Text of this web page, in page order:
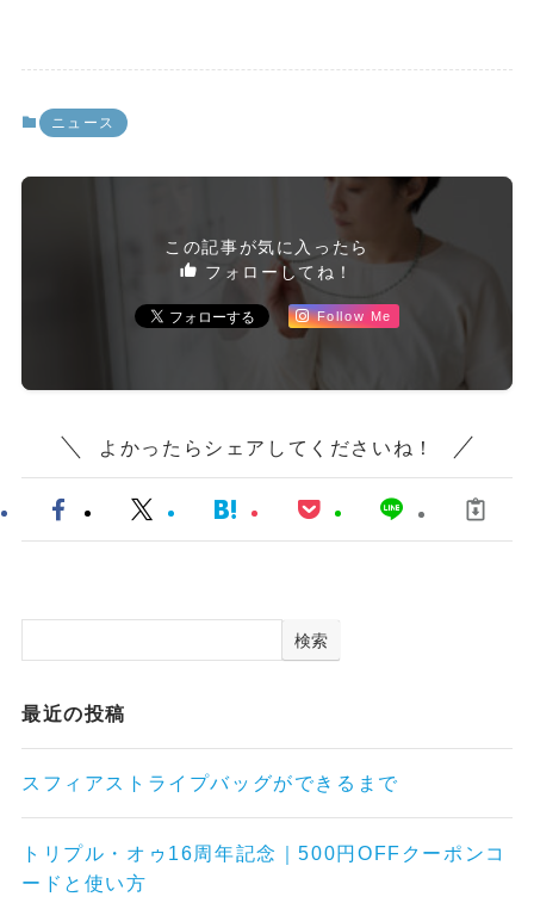
ニュース
この記事が気に入ったら
フォローしてね！
Follow Me
よかったらシェアしてくださいね！
検索
最近の投稿
スフィアストライプバッグができるまで
トリプル・オゥ16周年記念｜500円OFFクーポンコ
ードと使い方